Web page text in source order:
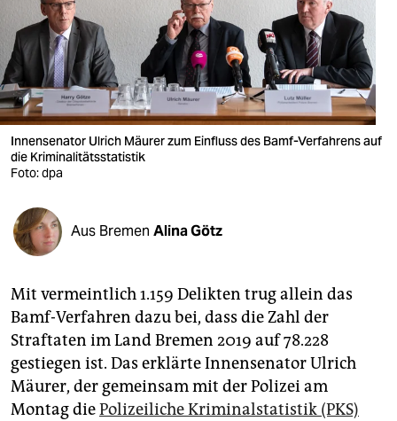
wahrheit
verlag
verlag
veranstaltungen
shop
fragen & hilfe
unterstützen
genossenschaft
epaper login
Innensenator Ulrich Mäurer zum Einfluss des Bamf-Verfahrens auf
die Kriminalitätsstatistik
Foto: dpa
Aus Bremen Alina Götz
Mit vermeintlich 1.159 Delikten trug allein das
Bamf-Verfahren dazu bei, dass die Zahl der
Straftaten im Land Bremen 2019 auf 78.228
gestiegen ist. Das erklärte Innensenator Ulrich
Mäurer, der gemeinsam mit der Polizei am
Montag diePolizeiliche Kriminalstatistik (PKS)